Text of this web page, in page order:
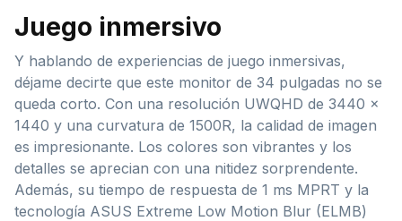
Juego inmersivo
Y hablando de experiencias de juego inmersivas,
déjame decirte que este monitor de 34 pulgadas no se
queda corto. Con una resolución UWQHD de 3440 x
1440 y una curvatura de 1500R, la calidad de imagen
es impresionante. Los colores son vibrantes y los
detalles se aprecian con una nitidez sorprendente.
Además, su tiempo de respuesta de 1 ms MPRT y la
tecnología ASUS Extreme Low Motion Blur (ELMB)